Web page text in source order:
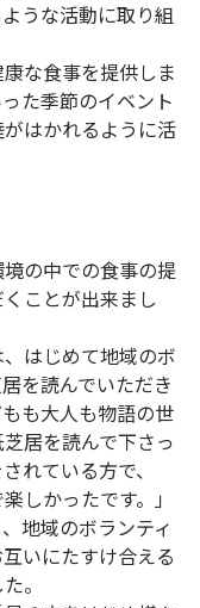
うな活動に取り組
な食事を提供しま
た季節のイベント
はかれるように活
の中での食事の提
ことが出来まし
はじめて地域のボ
を読んでいただき
も大人も物語の世
居を読んで下さっ
れている方で、
しかったです。」
地域のボランティ
いにたすけ合える
。